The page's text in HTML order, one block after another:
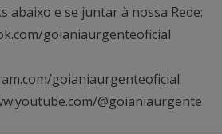
abaixo e se juntar à nossa Rede:
goianiaurgenteoficial
goianiaurgenteoficial
@goianiaurgente